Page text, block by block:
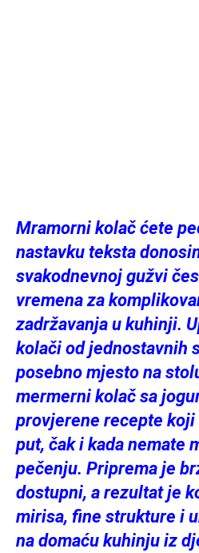
Mramorni kolač ćete
nastavku teksta
svakodnevnoj gužvi
vremena za
zadržavanja u kuhinji.
kolači od jednostavnih
posebno mjesto na
mermerni kolač sa
provjerene recepte
put, čak i kada nemate
pečenju. Priprema je
dostupni, a rezultat je
mirisa, fine strukture i
na domaću kuhinju iz